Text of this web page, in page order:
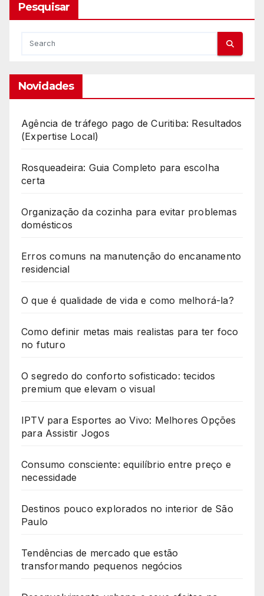
Pesquisar
Novidades
Agência de tráfego pago de Curitiba: Resultados
(Expertise Local)
Rosqueadeira: Guia Completo para escolha
certa
Organização da cozinha para evitar problemas
domésticos
Erros comuns na manutenção do encanamento
residencial
O que é qualidade de vida e como melhorá-la?
Como definir metas mais realistas para ter foco
no futuro
O segredo do conforto sofisticado: tecidos
premium que elevam o visual
IPTV para Esportes ao Vivo: Melhores Opções
para Assistir Jogos
Consumo consciente: equilíbrio entre preço e
necessidade
Destinos pouco explorados no interior de São
Paulo
Tendências de mercado que estão
transformando pequenos negócios